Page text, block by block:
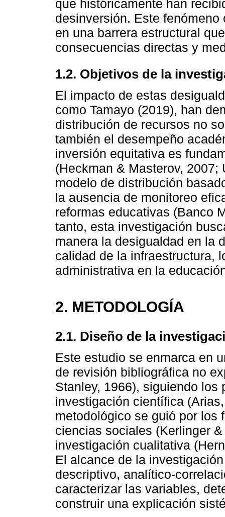
que históricamente han
desinversión. Este
en una barrera estructural
consecuencias directas y
1.2. Objetivos de la
El impacto de estas
como Tamayo (2019), han
distribución de recursos no
también el desempeño
inversión equitativa es
(Heckman & Masterov, 2007;
modelo de distribución
la ausencia de monitoreo
reformas educativas (Banco
tanto, esta investigación
manera la desigualdad en la
calidad de la infraestructura,
administrativa en la
2. METODOLOGÍA
2.1. Diseño de la
Este estudio se enmarca en
de revisión bibliográfica no
Stanley, 1966), siguiendo los
investigación científica
metodológico se guió por los
ciencias sociales (Kerlinger
investigación cualitativa
El alcance de la
descriptivo, analítico-
caracterizar las variables,
construir una explicación